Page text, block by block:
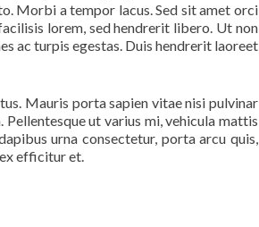
Morbi a tempor lacus. Sed sit amet orci
lorem, sed hendrerit libero. Ut non
ac turpis egestas. Duis hendrerit laoreet
Mauris porta sapien vitae nisi pulvinar
ut varius mi, vehicula mattis
urna consectetur, porta arcu quis,
efficitur et.